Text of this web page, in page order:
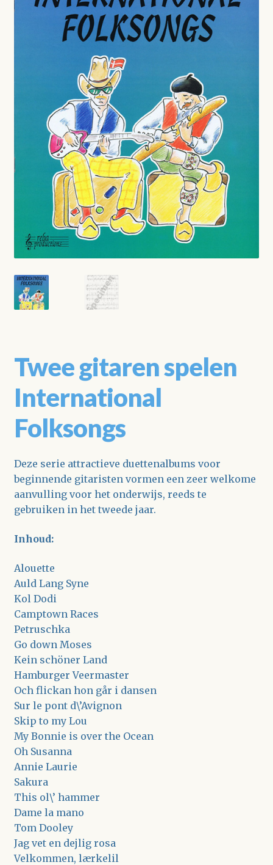
Twee gitaren spelen
International
Folksongs
Deze serie attractieve duettenalbums voor
beginnende gitaristen vormen een zeer welkome
aanvulling voor het onderwijs, reeds te
gebruiken in het tweede jaar.
Inhoud:
Alouette
Auld Lang Syne
Kol Dodi
Camptown Races
Petruschka
Go down Moses
Kein schöner Land
Hamburger Veermaster
Och flickan hon går i dansen
Sur le pont d\’Avignon
Skip to my Lou
My Bonnie is over the Ocean
Oh Susanna
Annie Laurie
Sakura
This ol\’ hammer
Dame la mano
Tom Dooley
Jag vet en dejlig rosa
Velkommen, lærkelil